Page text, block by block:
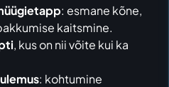
: esmane kõne,
kaitsmine.
, kus on nii võite kui ka
: kohtumine